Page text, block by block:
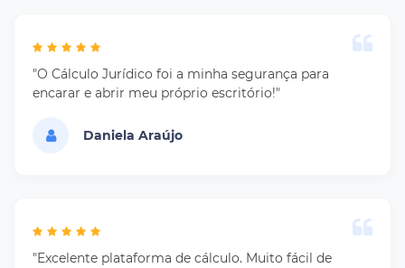
"O Cálculo Jurídico foi a minha segurança para
encarar e abrir meu próprio escritório!"
Daniela Araújo
"Excelente plataforma de cálculo. Muito fácil de